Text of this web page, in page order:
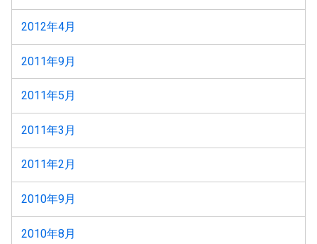
2012年4月
2011年9月
2011年5月
2011年3月
2011年2月
2010年9月
2010年8月